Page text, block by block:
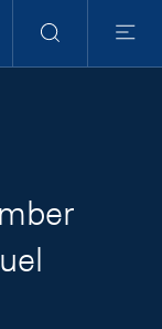
Suche
Menu